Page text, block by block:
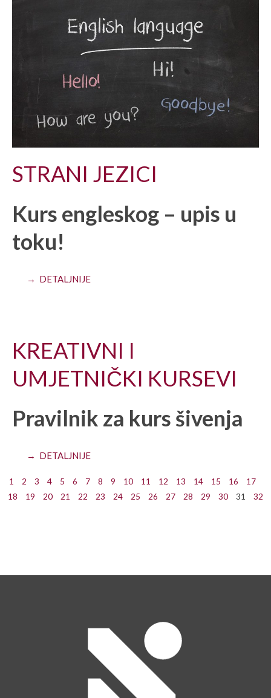
STRANI JEZICI
Kurs engleskog – upis u
toku!
→ DETALJNIJE
KREATIVNI I
UMJETNIČKI KURSEVI
Pravilnik za kurs šivenja
→ DETALJNIJE
1 2 3 4 5 6 7 8 9 10 11 12 13 14 15 16
17
18
19 20 21 22 23 24 25 26 27 28 29 30 31 32